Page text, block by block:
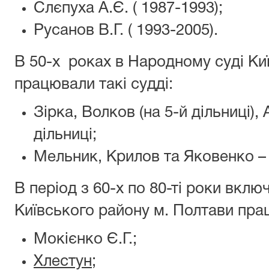
Слєпуха А.Є. ( 1987-1993);
Русанов В.Г. ( 1993-2005).
В 50-х роках в Народному суді
працювали такі судді:
Зірка, Волков (на 5-й
дільниці;
Мельник, Крилов та Яковенко –
В період з 60-х по 80-ті роки
Київського району м. Полтави
Мокієнко Є.Г.;
Хлестун;